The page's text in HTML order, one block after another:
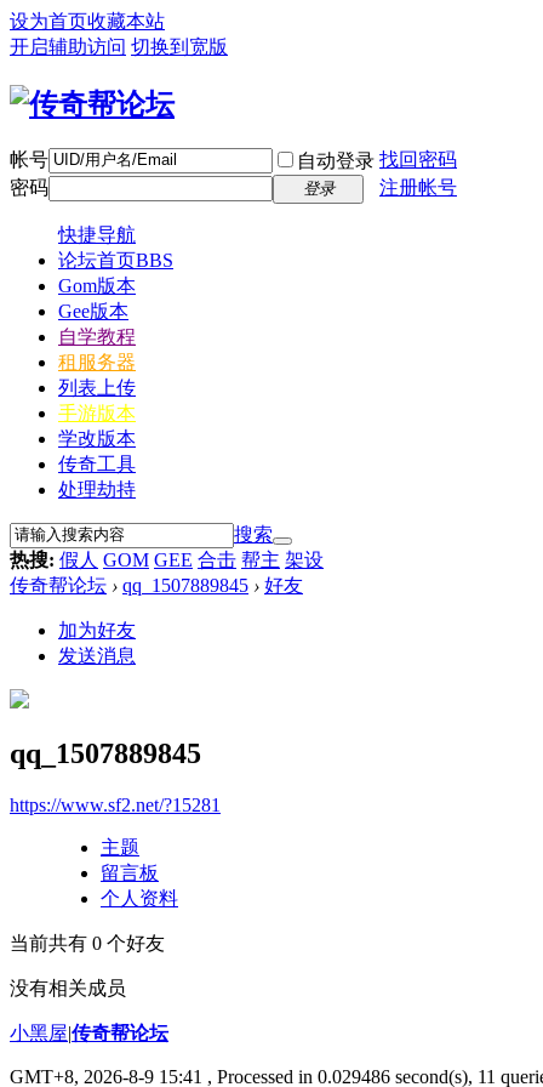
设为首页收藏本站
开启辅助访问 切换到宽版
帐号 自动登录 找回密码
密码
登录 注册帐号
快捷导航
论坛首页BBS
Gom版本
Gee版本
自学教程
租服务器
列表上传
手游版本
学改版本
传奇工具
处理劫持
搜索
热搜: 假人 GOM GEE 合击 帮主 架设
传奇帮论坛 › qq_1507889845 › 好友
加为好友
发送消息
qq_1507889845
https://www.sf2.net/?15281
主题
留言板
个人资料
当前共有 0 个好友
没有相关成员
小黑屋|传奇帮论坛
GMT+8, 2026-8-9 15:41 , Processed in 0.029486 second(s), 11